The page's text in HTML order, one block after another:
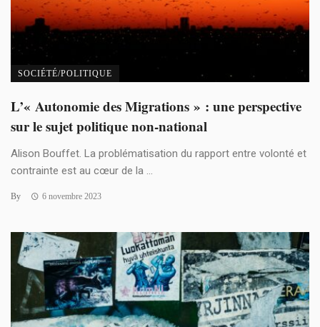
SOCIÉTÉ/POLITIQUE
L’« Autonomie des Migrations » : une perspective
sur le sujet politique non-national
Alison Bouffet. La problématisation du rapport entre volonté et
contrainte est au cœur de la ...
By 6 novembre 2023